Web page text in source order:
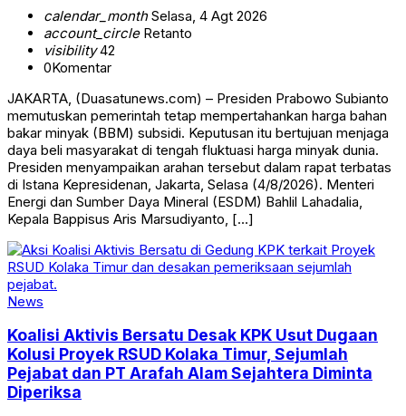
calendar_monthSelasa, 4 Agt 2026
account_circleRetanto
visibility42
0Komentar
JAKARTA, (Duasatunews.com) – Presiden Prabowo Subianto
memutuskan pemerintah tetap mempertahankan harga bahan
bakar minyak (BBM) subsidi. Keputusan itu bertujuan menjaga
daya beli masyarakat di tengah fluktuasi harga minyak dunia.
Presiden menyampaikan arahan tersebut dalam rapat terbatas
di Istana Kepresidenan, Jakarta, Selasa (4/8/2026). Menteri
Energi dan Sumber Daya Mineral (ESDM) Bahlil Lahadalia,
Kepala Bappisus Aris Marsudiyanto, […]
News
Koalisi Aktivis Bersatu Desak KPK Usut Dugaan
Kolusi Proyek RSUD Kolaka Timur, Sejumlah
Pejabat dan PT Arafah Alam Sejahtera Diminta
Diperiksa